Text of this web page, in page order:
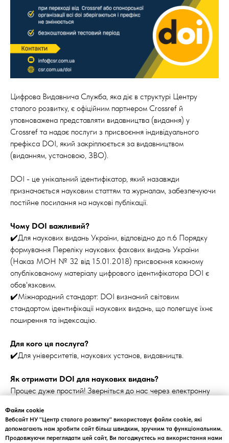
Файли cookie
Вебсайт НУ "Центр сталого розвитку" використовує файли cookie, які
допомагають нам зробити сайт більш швидким, зручним та функціональним.
Продовжуючи переглядати цей сайт, Ви погоджуєтесь на використання нами
Цифрова Видавнича Служба, яка діє в структурі Центру
сталого розвитку, є офіційним партнером Crossref й
уповноважена представляти видавництва (видання) у
Crossref та надає послуги з присвоєння індивідуального
префікса DOI, який закріплюється за видавництвом
(виданням, установою, ЗВО).
DOI - це унікальний ідентифікатор, який назавжди
призначається науковим статтям та журналам, забезпечуючи
постійне посилання на наукові публікації.
Чому DOI важливий?
✔️Для наукових видань України, відповідно до п.6 Порядку
формування Переліку наукових фахових видань України
(Наказ МОН № 32 від 15.01.2018) присвоєння кожному
опублікованому матеріалу цифрового ідентифікатора DOI є
обов'язковим.
✔️Міжнародний стандарт: DOI визнаний світовим
стандартом ідентифікації наукових видань, що полегшує їхнє
поширення та індексацію.
Для кого ця послуга?
✔️Для університетів, наукових установ, видавництв.
Як отримати DOI для наукових видань?
Процес дуже простий! Зверніться до нас через електронну
та надамо всю необхідну інформацію.
Детальніше про присвоєння doi